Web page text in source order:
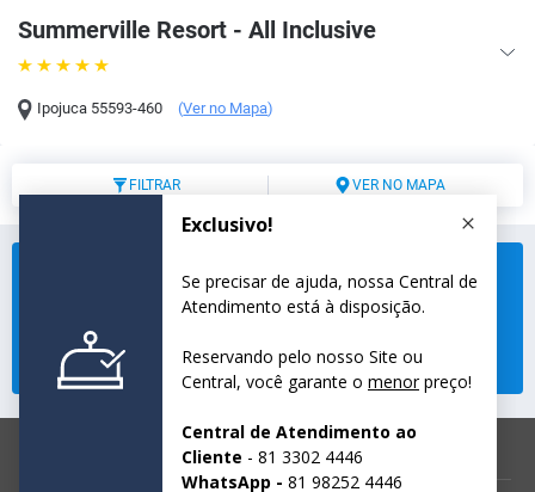
Summerville Resort - All Inclusive
Ipojuca 55593-460 (Ver no Mapa)
FILTRAR VER NO MAPA
Não encontramos disponibilidade para o período
Selecione um novo período e verifique a disponibilidade.
Modifique sua busca
reservas@ponteshoteis.com.br 81 3302-4446
© 2026 Summerville Resort - All Inclusive. Todos os direitos reservados.